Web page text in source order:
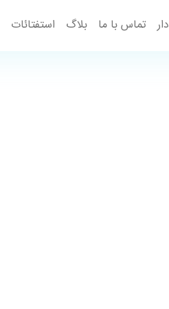
تماس با ما بلاگ استفتائات